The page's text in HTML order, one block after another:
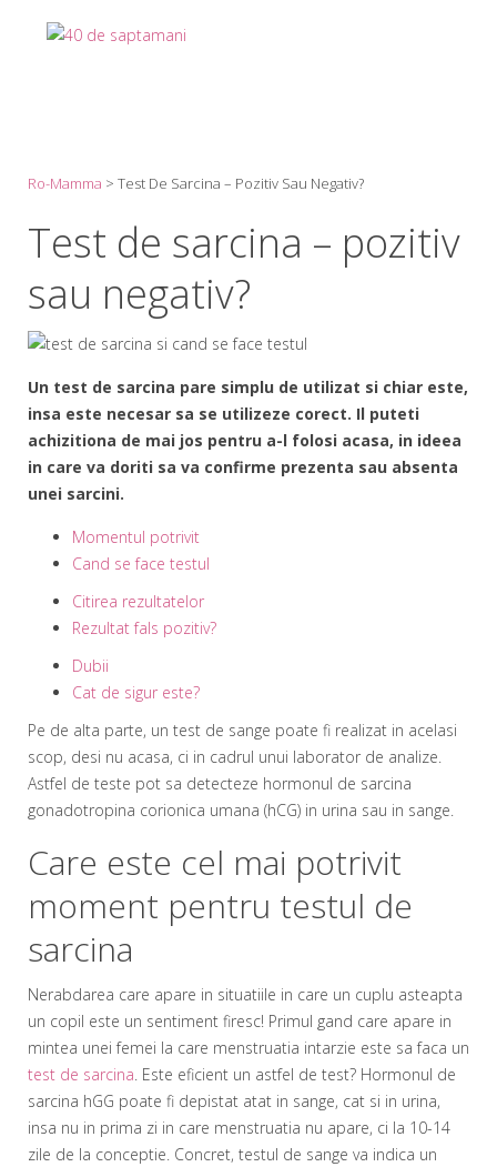
Ro-Mamma > Test De Sarcina – Pozitiv Sau Negativ?
Test de sarcina – pozitiv
sau negativ?
Un test de sarcina pare simplu de utilizat si chiar este,
insa este necesar sa se utilizeze corect. Il puteti
achizitiona de mai jos pentru a-l folosi acasa, in ideea
in care va doriti sa va confirme prezenta sau absenta
unei sarcini.
Momentul potrivit
Cand se face testul
Citirea rezultatelor
Rezultat fals pozitiv?
Dubii
Cat de sigur este?
Pe de alta parte, un test de sange poate fi realizat in acelasi
scop, desi nu acasa, ci in cadrul unui laborator de analize.
Astfel de teste pot sa detecteze hormonul de sarcina
gonadotropina corionica umana (hCG) in urina sau in sange.
Care este cel mai potrivit
moment pentru testul de
sarcina
Nerabdarea care apare in situatiile in care un cuplu asteapta
un copil este un sentiment firesc! Primul gand care apare in
mintea unei femei la care menstruatia intarzie este sa faca un
test de sarcina. Este eficient un astfel de test? Hormonul de
sarcina hGG poate fi depistat atat in sange, cat si in urina,
insa nu in prima zi in care menstruatia nu apare, ci la 10-14
zile de la conceptie. Concret, testul de sange va indica un